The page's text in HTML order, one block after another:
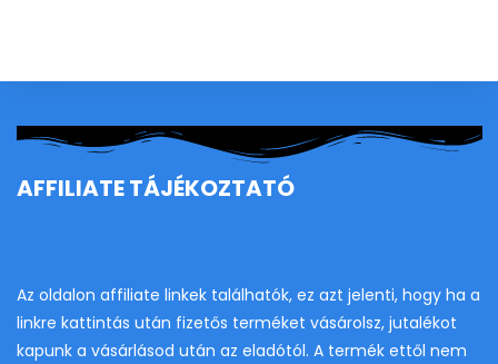
AFFILIATE TÁJÉKOZTATÓ
Az oldalon affiliate linkek találhatók, ez azt jelenti, hogy ha a
linkre kattintás után fizetős terméket vásárolsz, jutalékot
kapunk a vásárlásod után az eladótól. A termék ettől nem